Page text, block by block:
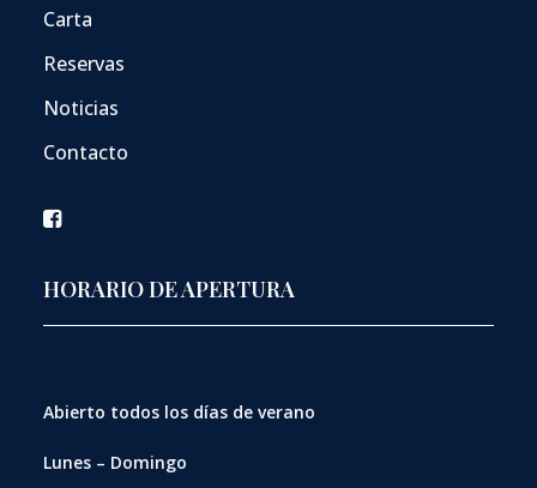
Carta
Reservas
Noticias
Contacto
HORARIO DE APERTURA
Abierto todos los días de verano
Lunes – Domingo